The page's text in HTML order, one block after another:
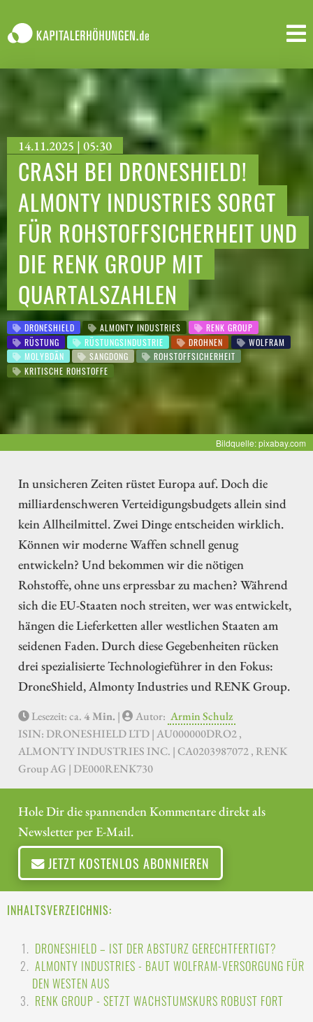
14.11.2025 | 05:30
CRASH BEI DRONESHIELD!
ALMONTY INDUSTRIES SORGT
FÜR ROHSTOFFSICHERHEIT UND
DIE RENK GROUP MIT
QUARTALSZAHLEN
DRONESHIELD ALMONTY INDUSTRIES
RENK GROUP
RÜSTUNG
RÜSTUNGSINDUSTRIE DROHNEN
WOLFRAM
MOLYBDÄN
SANGDONG
ROHSTOFFSICHERHEIT
KRITISCHE ROHSTOFFE
Bildquelle: pixabay.com
In unsicheren Zeiten rüstet Europa auf. Doch die
milliardenschweren Verteidigungsbudgets allein sind
kein Allheilmittel. Zwei Dinge entscheiden wirklich.
Können wir moderne Waffen schnell genug
entwickeln? Und bekommen wir die nötigen
Rohstoffe, ohne uns erpressbar zu machen? Während
sich die EU-Staaten noch streiten, wer was entwickelt,
hängen die Lieferketten aller westlichen Staaten am
seidenen Faden. Durch diese Gegebenheiten rücken
drei spezialisierte Technologieführer in den Fokus:
DroneShield, Almonty Industries und RENK Group.
Lesezeit: ca.4 Min. | Autor: Armin Schulz
ISIN: DRONESHIELD LTD | AU000000DRO2 ,
ALMONTY INDUSTRIES INC. | CA0203987072 , RENK
Group AG | DE000RENK730
Hole Dir die spannenden Kommentare direkt als
Newsletter per E-Mail.
JETZT KOSTENLOS ABONNIEREN
INHALTSVERZEICHNIS:
DRONESHIELD – IST DER ABSTURZ GERECHTFERTIGT?
ALMONTY INDUSTRIES - BAUT WOLFRAM-VERSORGUNG FÜR
DEN WESTEN AUS
RENK GROUP - SETZT WACHSTUMSKURS ROBUST FORT